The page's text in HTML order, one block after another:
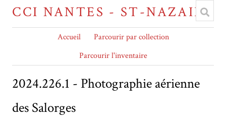
CCI NANTES - ST-NAZAIRE
Accueil
Parcourir par collection
Parcourir l'inventaire
2024.226.1 - Photographie aérienne
des Salorges